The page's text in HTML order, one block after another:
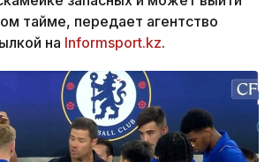
тайме, передает агентство
на Informsport.kz.